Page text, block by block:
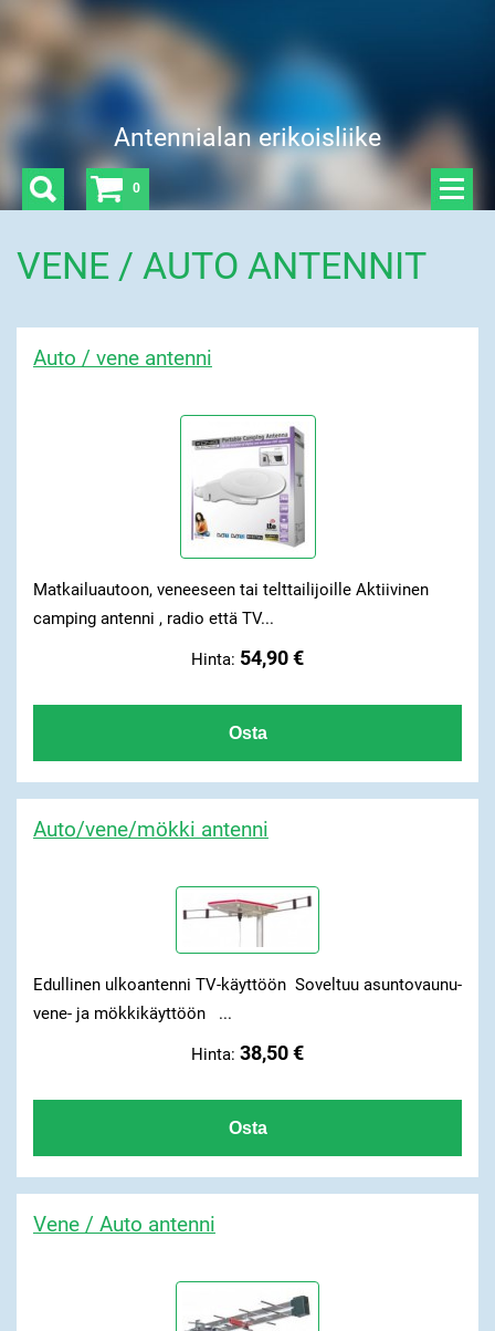
Antennialan erikoisliike
VENE / AUTO ANTENNIT
Auto / vene antenni
Matkailuautoon, veneeseen tai telttailijoille Aktiivinen
camping antenni , radio että TV...
Hinta: 54,90 €
Auto/vene/mökki antenni
Edullinen ulkoantenni TV-käyttöön Soveltuu asuntovaunu-
vene- ja mökkikäyttöön ...
Hinta: 38,50 €
Vene / Auto antenni
0